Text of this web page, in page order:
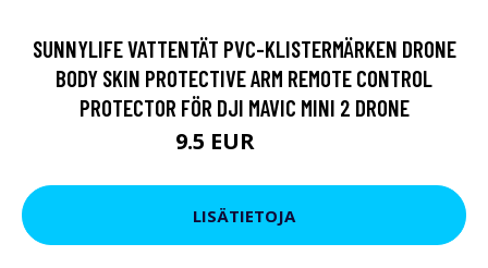
SUNNYLIFE VATTENTÄT PVC-KLISTERMÄRKEN DRONE
BODY SKIN PROTECTIVE ARM REMOTE CONTROL
PROTECTOR FÖR DJI MAVIC MINI 2 DRONE
9.5 EUR
LISÄTIETOJA